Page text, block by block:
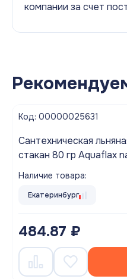
компании за счет
Код: 00000025631
Cантехническая
стакан 80 гр Aquaflax
Наличие товара:
Екатеринбург
484.87 ₽